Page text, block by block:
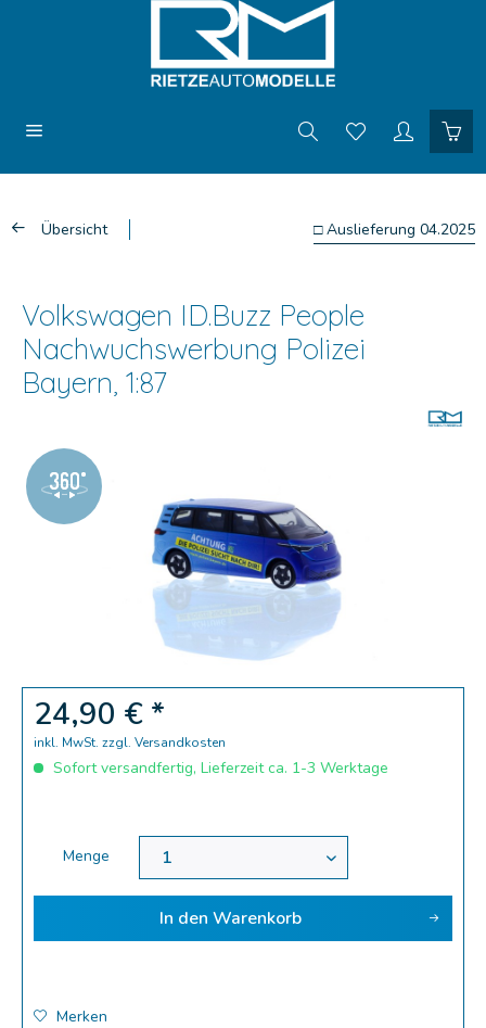
Übersicht □ Auslieferung 04.2025
Volkswagen ID.Buzz People
Nachwuchswerbung Polizei
Bayern, 1:87
24,90 € *
inkl. MwSt. zzgl. Versandkosten
Sofort versandfertig, Lieferzeit ca. 1-3 Werktage
Menge
In den Warenkorb
Merken